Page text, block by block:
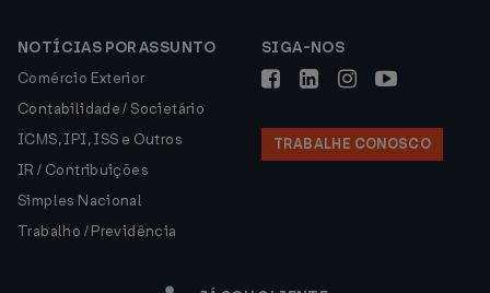
NOTÍCIAS POR ASSUNTO
Comércio Exterior
Contabilidade / Societário
ICMS, IPI, ISS e Outros
IR / Contribuições
Simples Nacional
Trabalho / Previdência
SIGA-NOS
TRABALHE CONOSCO